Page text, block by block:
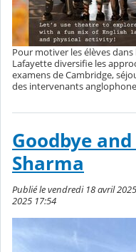
Pour motiver les élèves
Lafayette diversifie les
examens de Cambridge,
des intervenants
Goodbye
Sharma
Publié le vendredi 18 avril
2025 17:54